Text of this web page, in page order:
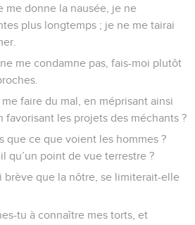
me donne la nausée, je ne
plus longtemps ; je ne me tairai
me condamne pas, fais-moi plutôt
faire du mal, en méprisant ainsi
les projets des méchants ?
que ce que voient les hommes ?
qu’un point de vue terrestre ?
brève que la nôtre, se limiterait-elle
tu à connaître mes torts, et